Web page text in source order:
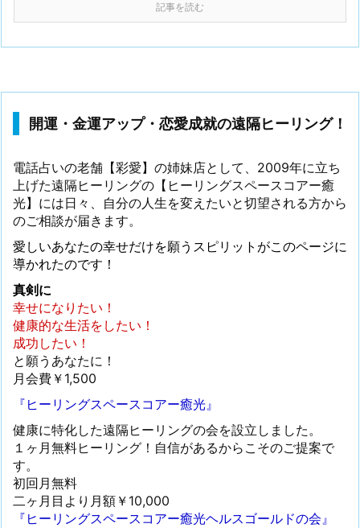
記事を読む
開運・金運アップ・恋愛成就の遠隔ヒーリング！
電話占いの老舗【彩愛】の姉妹店として、2009年に立ち
上げた遠隔ヒーリングの【ヒーリングスペースコアー癒
光】には日々、自分の人生を変えたいと切望される方から
のご相談が届きます。
愛しいあなたの幸せだけを願うスピリットがこのページに
導かれたのです！
真剣に
幸せになりたい！
健康的な生活をしたい！
成功したい！
と願うあなたに！
月会費￥1,500
『ヒーリングスペースコアー癒光』
健康に特化した遠隔ヒーリングの会を設立しました。
１ヶ月無料ヒーリング！自信があるからこそのご提案で
す。
初回月無料
二ヶ月目より月額￥10,000
『ヒーリングスペースコアー癒光ヘルスゴールドの会』